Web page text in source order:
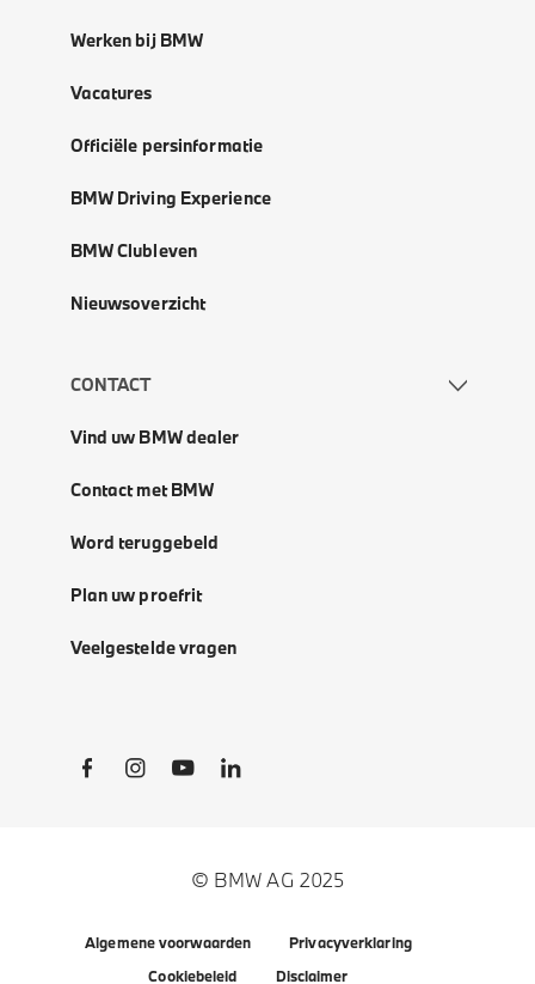
Werken bij BMW
Vacatures
Officiële persinformatie
BMW Driving Experience
BMW Clubleven
Nieuwsoverzicht
CONTACT
Vind uw BMW dealer
Contact met BMW
Word teruggebeld
Plan uw proefrit
Veelgestelde vragen
Social Links
© BMW AG 2025
Algemene voorwaarden
Privacyverklaring
Cookiebeleid
Disclaimer